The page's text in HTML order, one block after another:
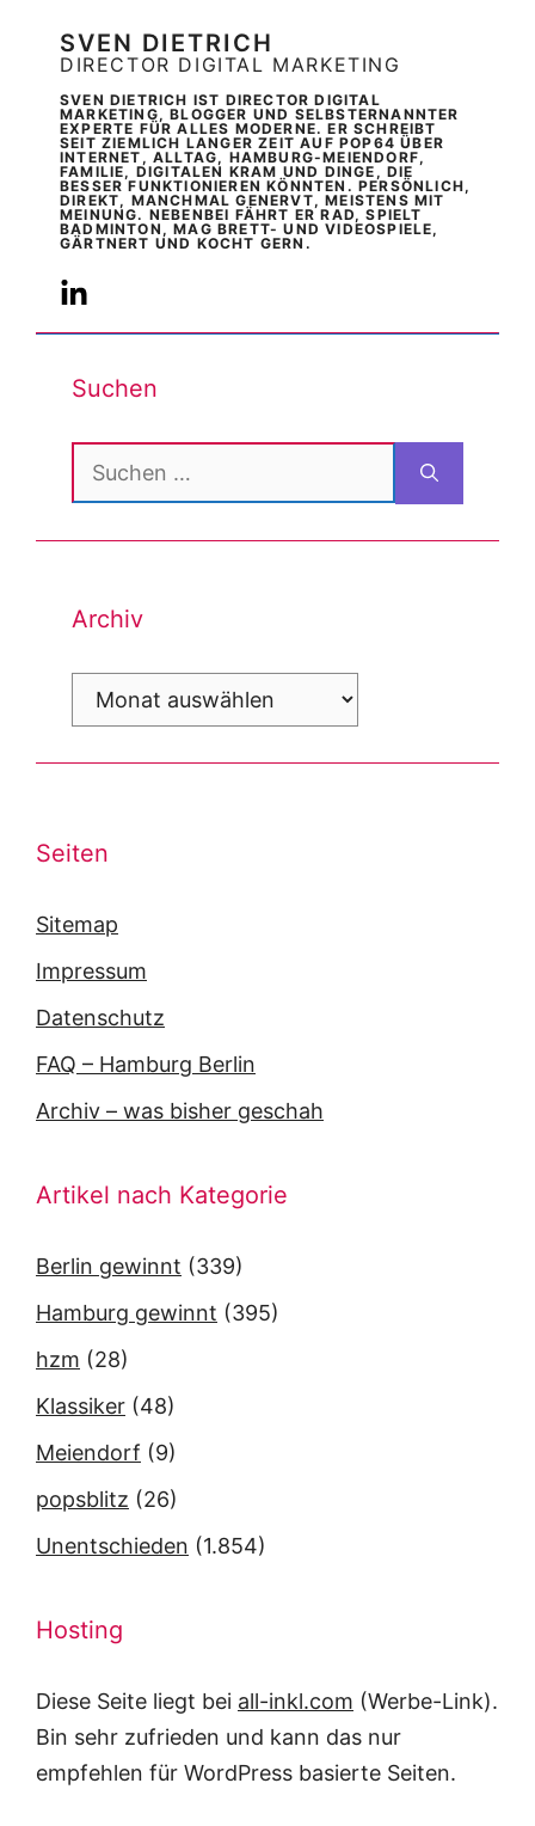
SVEN DIETRICH
DIRECTOR DIGITAL MARKETING
SVEN DIETRICH IST DIRECTOR DIGITAL
MARKETING, BLOGGER UND SELBSTERNANNTER
EXPERTE FÜR ALLES MODERNE. ER SCHREIBT
SEIT ZIEMLICH LANGER ZEIT AUF POP64 ÜBER
INTERNET, ALLTAG, HAMBURG-MEIENDORF,
FAMILIE, DIGITALEN KRAM UND DINGE, DIE
BESSER FUNKTIONIEREN KÖNNTEN. PERSÖNLICH,
DIREKT, MANCHMAL GENERVT, MEISTENS MIT
MEINUNG. NEBENBEI FÄHRT ER RAD, SPIELT
BADMINTON, MAG BRETT- UND VIDEOSPIELE,
GÄRTNERT UND KOCHT GERN.
Suchen
Suchen
Archiv
Archiv
Seiten
Sitemap
Impressum
Datenschutz
FAQ – Hamburg Berlin
Archiv – was bisher geschah
Artikel nach Kategorie
Berlin gewinnt (339)
Hamburg gewinnt (395)
hzm (28)
Klassiker (48)
Meiendorf (9)
popsblitz (26)
Unentschieden (1.854)
Hosting
Diese Seite liegt bei all-inkl.com (Werbe-Link).
Bin sehr zufrieden und kann das nur
empfehlen für WordPress basierte Seiten.